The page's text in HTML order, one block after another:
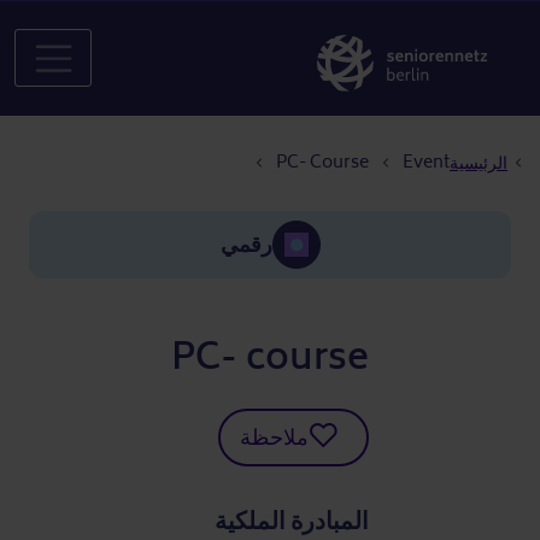
الرئيسيةEvent
PC- Course
رقمي
PC- course
ملاحظة
المبادرة الملكية